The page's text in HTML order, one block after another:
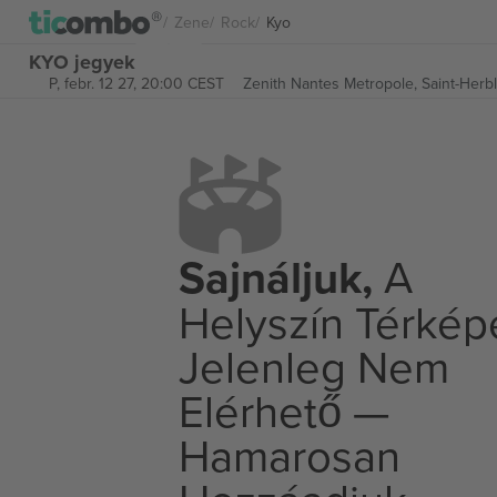
Zene Rock Kyo
KYO jegyek
P, febr. 12 27, 20:00 CEST Zenith Nantes Metropole, Saint-
Sajnáljuk,A
Helyszín
Jelenleg Nem
Elérhető —
Hamarosan